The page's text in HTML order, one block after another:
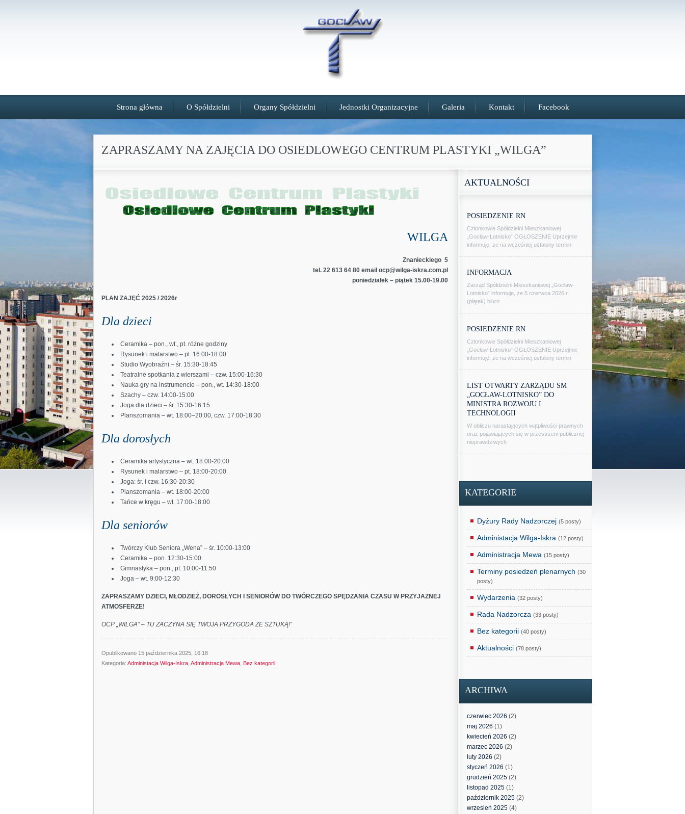
Strona główna O Spółdzielni Organy Spółdzielni Jednostki Organizacyjne Galeria Kontakt Facebook
ZAPRASZAMY NA ZAJĘCIA DO OSIEDLOWEGO CENTRUM PLASTYKI „WILGA”
AKTUALNOŚCI
POSIEDZENIE RN
Członkowie Spółdzielni Mieszkaniowej
„Gocław-Lotnisko” OGŁOSZENIE Uprzejmie
informuję, że na wcześniej ustalony termin
INFORMACJA
Zarząd Spółdzielni Mieszkaniowej „Gocław-
Lotnisko” informuje, że 5 czerwca 2026 r.
(piątek) biuro
POSIEDZENIE RN
Członkowie Spółdzielni Mieszkaniowej
„Gocław-Lotnisko” OGŁOSZENIE Uprzejmie
informuję, że na wcześniej ustalony termin
LIST OTWARTY ZARZĄDU SM
„GOCŁAW-LOTNISKO” DO
MINISTRA ROZWOJU I
TECHNOLOGII
W obliczu narastających wątpliwości prawnych
oraz pojawiających się w przestrzeni publicznej
nieprawdziwych
KATEGORIE
Dyżury Rady Nadzorczej (5 posty)
Administacja Wilga-Iskra (12 posty)
Administracja Mewa (15 posty)
Terminy posiedzeń plenarnych (30
posty)
Wydarzenia (32 posty)
Rada Nadzorcza (33 posty)
Bez kategorii (40 posty)
Aktualności (78 posty)
ARCHIWA
czerwiec 2026 (2)
maj 2026 (1)
kwiecień 2026 (2)
marzec 2026 (2)
luty 2026 (2)
styczeń 2026 (1)
grudzień 2025(2)
listopad 2025(1)
październik 2025(2)
wrzesień 2025(4)
WILGA
Znanieckiego 5
tel. 22 613 64 80 email ocp@wilga-iskra.com.pl
poniedziałek – piątek 15.00-19.00
PLAN ZAJĘĆ 2025 / 2026r
Dla dzieci
Ceramika – pon., wt., pt. różne godziny
Rysunek i malarstwo – pt. 16:00-18:00
Studio Wyobraźni – śr. 15:30-18:45
Teatralne spotkania z wierszami – czw. 15:00-16:30
Nauka gry na instrumencie – pon., wt. 14:30-18:00
Szachy – czw. 14:00-15:00
Joga dla dzieci – śr. 15:30-16:15
Planszomania – wt. 18:00–20:00, czw. 17:00-18:30
Dla dorosłych
Ceramika artystyczna – wt. 18:00-20:00
Rysunek i malarstwo – pt. 18:00-20:00
Joga: śr. i czw. 16:30-20:30
Planszomania – wt. 18:00-20:00
Tańce w kręgu – wt. 17:00-18:00
Dla seniorów
Twórczy Klub Seniora „Wena” – śr. 10:00-13:00
Ceramika – pon. 12:30-15:00
Gimnastyka – pon., pt. 10:00-11:50
Joga – wt. 9:00-12:30
ZAPRASZAMY DZIECI, MŁODZIEŻ, DOROSŁYCH I SENIORÓW DO TWÓRCZEGO SPĘDZANIA CZASU W PRZYJAZNEJ
ATMOSFERZE!
OCP „WILGA” – TU ZACZYNA SIĘ TWOJA PRZYGODA ZE SZTUKĄ!”
Opublikowano 15 października 2025, 16:18
Kategoria: Administacja Wilga-Iskra, Administracja Mewa, Bez kategorii